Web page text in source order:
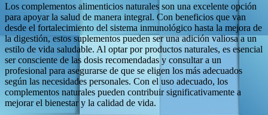
Los complementos alimenticios naturales son una excelente opción
para apoyar la salud de manera integral. Con beneficios que van
desde el fortalecimiento del sistema inmunológico hasta la mejora de
la digestión, estos suplementos pueden ser una adición valiosa a un
estilo de vida saludable. Al optar por productos naturales, es esencial
ser consciente de las dosis recomendadas y consultar a un
profesional para asegurarse de que se eligen los más adecuados
según las necesidades personales. Con el uso adecuado, los
complementos naturales pueden contribuir significativamente a
mejorar el bienestar y la calidad de vida.